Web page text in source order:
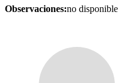
Observaciones:no disponible